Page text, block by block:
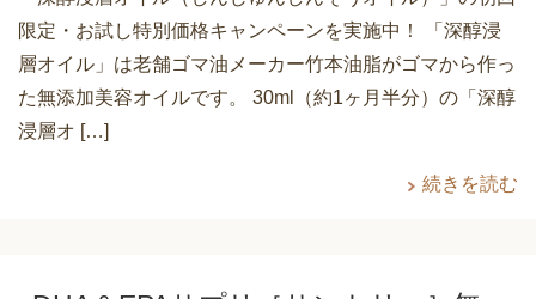
限定・お試し特別価格キャンペーンを実施中！ 「深醇浸
層オイル」は老舗ゴマ油メーカー竹本油脂がゴマから作っ
た無添加美容オイルです。 30ml（約1ヶ月半分）の「深醇
浸層オ […]
続きを読む